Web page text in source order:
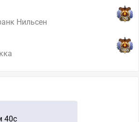
Нильсен
170
1055
40с